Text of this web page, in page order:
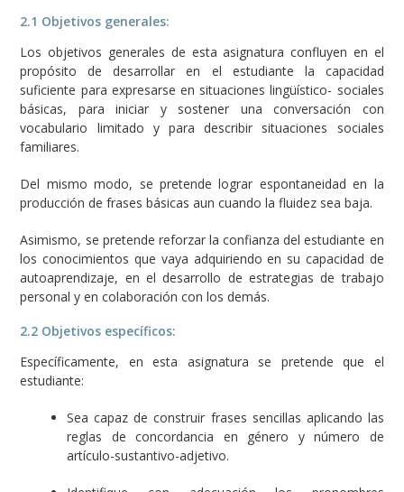
2.1 Objetivos generales:
Los objetivos generales de esta asignatura confluyen en el
propósito de desarrollar en el estudiante la capacidad
suficiente para expresarse en situaciones lingüístico- sociales
básicas, para iniciar y sostener una conversación con
vocabulario limitado y para describir situaciones sociales
familiares.
Del mismo modo, se pretende lograr espontaneidad en la
producción de frases básicas aun cuando la fluidez sea baja.
Asimismo, se pretende reforzar la confianza del estudiante en
los conocimientos que vaya adquiriendo en su capacidad de
autoaprendizaje, en el desarrollo de estrategias de trabajo
personal y en colaboración con los demás.
2.2 Objetivos específicos:
Específicamente, en esta asignatura se pretende que el
estudiante:
Sea capaz de construir frases sencillas aplicando las
reglas de concordancia en género y número de
artículo-sustantivo-adjetivo.